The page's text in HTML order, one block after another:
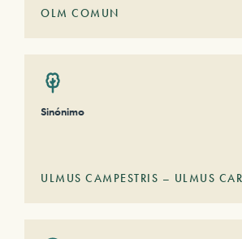
OLM COMUN
Sinónimo
ULMUS CAMPESTRIS – ULMUS